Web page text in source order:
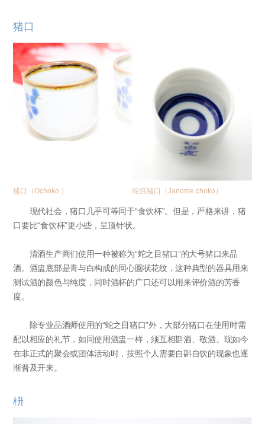
猪口
猪口（Ochoko ） 蛇目猪口（Janome choko）
现代社会，猪口几乎可等同于“食饮杯”。但是，严格来讲，猪
口要比“食饮杯”更小些，呈顶针状。
清酒生产商们使用一种被称为“蛇之目猪口”的大号猪口来品
酒。酒盅底部是青与白构成的同心圆状花纹，这种典型的器具用来
测试酒的颜色与纯度，同时酒杯的广口还可以用来评价酒的芳香
度。
除专业品酒师使用的“蛇之目猪口”外，大部分猪口在使用时需
配以相应的礼节，如同使用酒盅一样，须互相斟酒、敬酒。现如今
在非正式的聚会或团体活动时，按照个人需要自斟自饮的现象也逐
渐普及开来。
枡